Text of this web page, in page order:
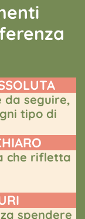
da seguire,
tipo di
che rifletta
spendere